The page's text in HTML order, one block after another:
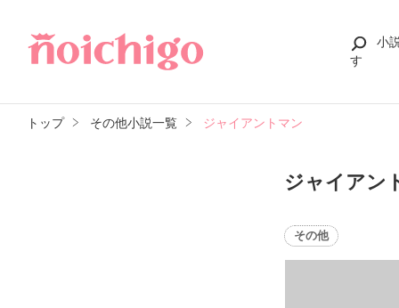
小
す
トップ その他小説一覧 ジャイアントマン
ジャイアン
その他